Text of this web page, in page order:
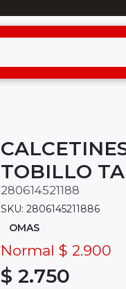
TOBILLO
280614521188
SKU: 2806145211886
OMAS
Normal $ 2.900
$ 2.750